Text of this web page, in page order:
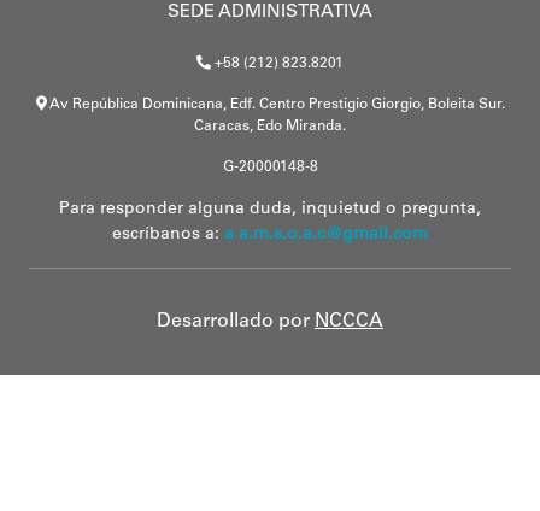
SEDE ADMINISTRATIVA
+58 (212) 823.8201
Av República Dominicana, Edf. Centro Prestigio Giorgio, Boleita Sur.
Caracas, Edo Miranda.
G-20000148-8
Para responder alguna duda, inquietud o pregunta,
escríbanos a: a a.m.s.o.a.c@gmail.com
Desarrollado por NCCCA